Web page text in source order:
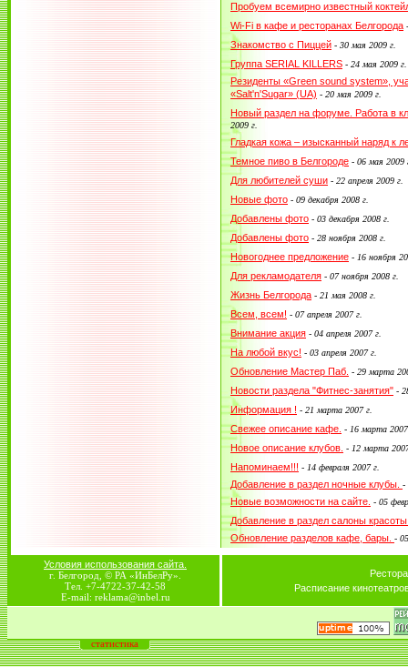
Пробуем всемирно известный
Wi-Fi в кафе и ресторанах Белгорода
Знакомство с Пиццей - 30 мая 2009 г.
Группа SERIAL KILLERS - 24 мая 2009 г.
Резиденты «Green sound system»,
«Salt'n'Sugar» (UA) - 20 мая 2009 г.
Новый раздел на форуме. Работа в
2009 г.
Гладкая кожа – изысканный наряд к
Темное пиво в Белгороде - 06 мая 2009
Для любителей суши - 22 апреля 2009 г.
Новые фото - 09 декабря 2008 г.
Добавлены фото - 03 декабря 2008 г.
Добавлены фото - 28 ноября 2008 г.
Новогоднее предложение - 16 ноября
Для рекламодателя - 07 ноября 2008 г.
Жизнь Белгорода - 21 мая 2008 г.
Всем, всем! - 07 апреля 2007 г.
Внимание акция - 04 апреля 2007 г.
На любой вкус! - 03 апреля 2007 г.
Обновление Мастер Паб. - 29 марта
Новости раздела "Фитнес-занятия" -
Информация ! - 21 марта 2007 г.
Свежее описание кафе. - 16 марта
Новое описание клубов. - 12 марта
Напоминаем!!! - 14 февраля 2007 г.
Добавление в раздел ночные клубы. -
Новые возможности на сайте. - 05
Добавление в раздел салоны
Обновление разделов кафе, бары. -
Условия использования сайта.
г. Белгород, © РА «ИнБелРу».
Тел. +7-4722-37-42-58
E-mail: reklama@inbel.ru
Расписание
статистика